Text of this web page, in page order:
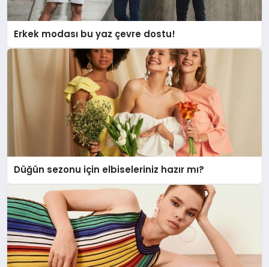
Erkek modası bu yaz çevre dostu!
Düğün sezonu için elbiseleriniz hazır mı?